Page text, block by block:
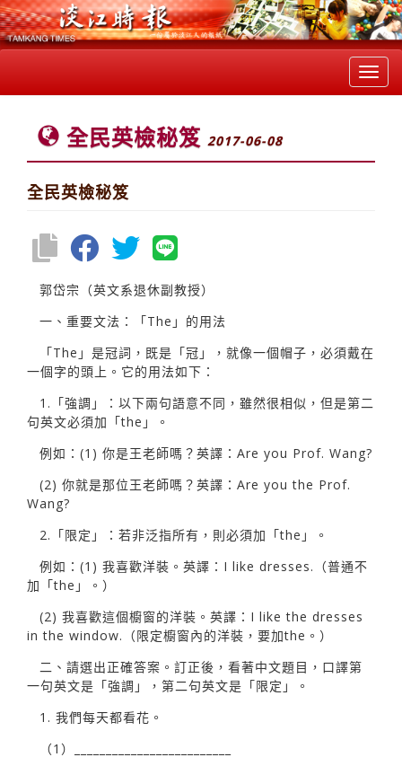
全民英檢秘笈 2017-06-08
全民英檢秘笈
郭岱宗（英文系退休副教授）
一、重要文法：「The」的用法
「The」是冠詞，既是「冠」，就像一個帽子，必須戴在
一個字的頭上。它的用法如下：
1.「強調」：以下兩句語意不同，雖然很相似，但是第二
句英文必須加「the」。
例如：(1) 你是王老師嗎？英譯：Are you Prof. Wang?
(2) 你就是那位王老師嗎？英譯：Are you the Prof.
Wang?
2.「限定」：若非泛指所有，則必須加「the」。
例如：(1) 我喜歡洋裝。英譯：I like dresses.（普通不
加「the」。）
(2) 我喜歡這個櫥窗的洋裝。英譯：I like the dresses
in the window.（限定櫥窗內的洋裝，要加the。）
二、請選出正確答案。訂正後，看著中文題目，口譯第
一句英文是「強調」，第二句英文是「限定」。
1. 我們每天都看花。
（1）_________________________